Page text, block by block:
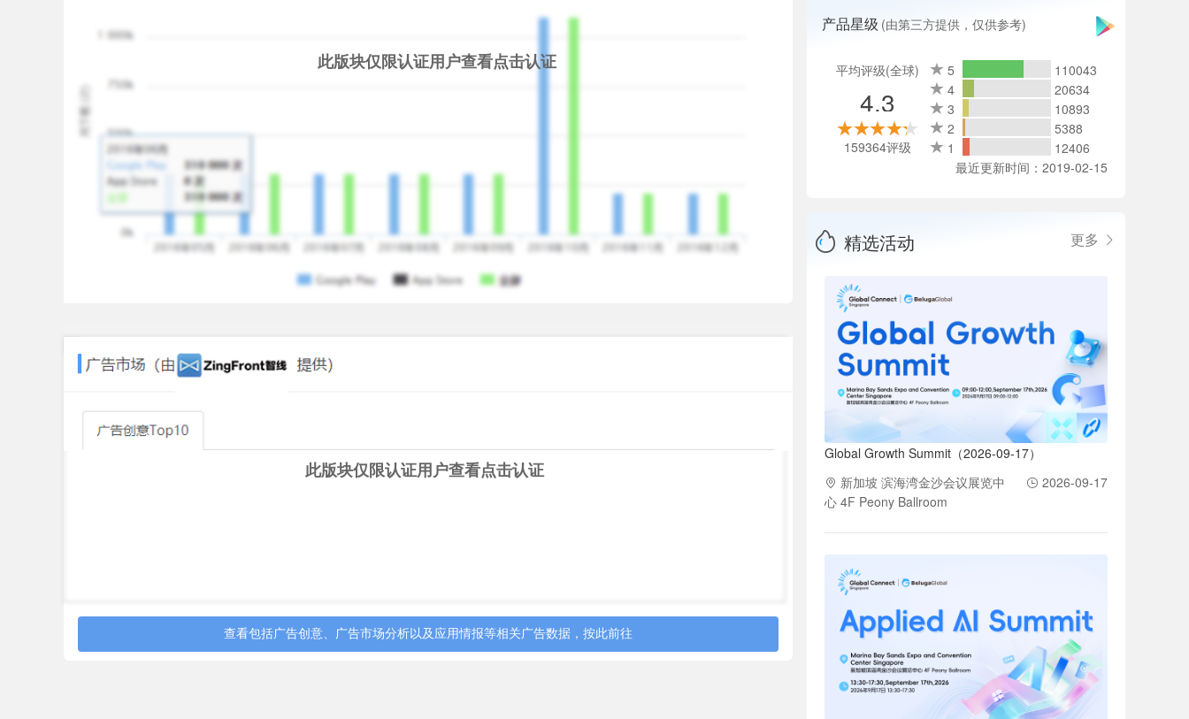
此版块仅限认证用户查看点击认证
此版块仅限认证用户查看点击认证
查看包括广告创意、广告市场分析以及应用情报等相关广告数据，按此前往
产品星级 (由第三方提供，仅供参考)
平均评级(全球)
4.3
159364评级
5
110043
4
20634
3
10893
2
5388
1
12406
最近更新时间：2019-02-15
精选活动 更多
Global Growth Summit（2026-09-17）
新加坡 滨海湾金沙会议展览中
心 4F Peony Ballroom
2026-09-17